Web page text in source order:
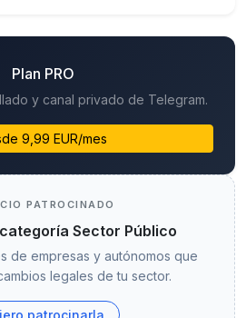
Plan PRO
y canal privado de Telegram.
9,99 EUR/mes
PATROCINADO
Sector Público
de empresas y autónomos que
legales de tu sector.
patrocinarla